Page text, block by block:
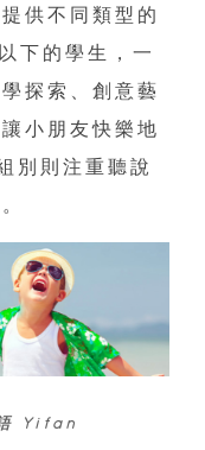
供不同類型的
的學生，一
探索、創意藝
小朋友快樂地
別則注重聽說
Yifan